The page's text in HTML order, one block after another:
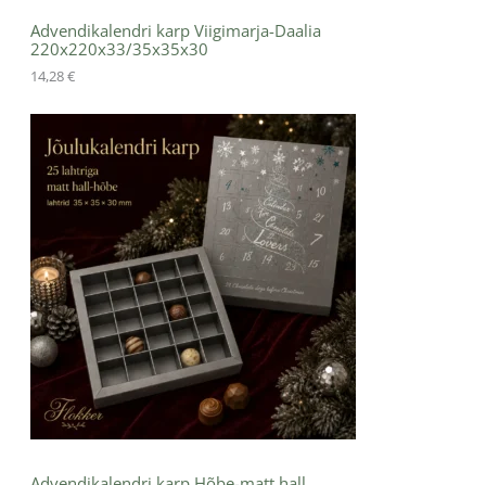
Advendikalendri karp Viigimarja-Daalia
220x220x33/35x35x30
14,28€